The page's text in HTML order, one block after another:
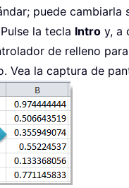
puede cambiarla
la tecla Intro y, a
de relleno
Vea la captura de